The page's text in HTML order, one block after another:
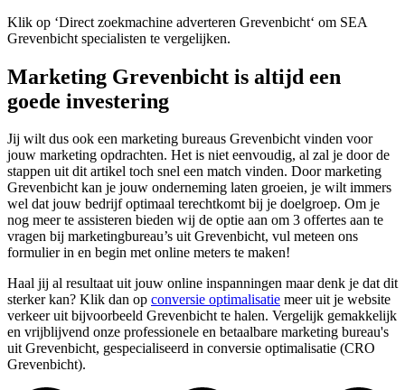
Klik op ‘Direct zoekmachine adverteren Grevenbicht‘ om SEA
Grevenbicht specialisten te vergelijken.
Marketing Grevenbicht is altijd een
goede investering
Jij wilt dus ook een marketing bureaus Grevenbicht vinden voor
jouw marketing opdrachten. Het is niet eenvoudig, al zal je door de
stappen uit dit artikel toch snel een match vinden. Door marketing
Grevenbicht kan je jouw onderneming laten groeien, je wilt immers
wel dat jouw bedrijf optimaal terechtkomt bij je doelgroep. Om je
nog meer te assisteren bieden wij de optie aan om 3 offertes aan te
vragen bij marketingbureau’s uit Grevenbicht, vul meteen ons
formulier in en begin met online meters te maken!
Haal jij al resultaat uit jouw online inspanningen maar denk je dat dit
sterker kan? Klik dan op conversie optimalisatie meer uit je website
verkeer uit bijvoorbeeld Grevenbicht te halen. Vergelijk gemakkelijk
en vrijblijvend onze professionele en betaalbare marketing bureau's
uit Grevenbicht, gespecialiseerd in conversie optimalisatie (CRO
Grevenbicht).